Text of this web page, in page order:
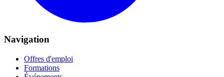
Navigation
Offres d'emploi
Formations